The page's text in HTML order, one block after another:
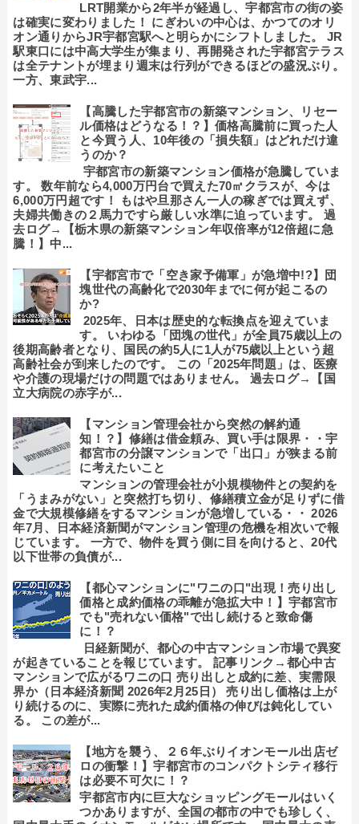
LRT開業から2年半が経過し、宇都宮市の街の姿
は確実に変わりました！ にぎわいの中心は、かつてのオリ
オン通りからJR宇都宮駅へと明らかにシフトしました。 JR
駅東口には中高大学生が集まり、再開発された宇都宮テラス
は全テナントが埋まり週末は行列ができるほどの盛況ぶり。
一方、東武宇...
【高騰した宇都宮市の新築マンション、リセー
ル価格はどうなる！？】価格高騰前に買った人
と今買う人、10年後の「損失額」はどれだけ違
うのか？
宇都宮市の新築マンション価格が急騰していま
す。 数年前なら4,000万円台で買えた70㎡クラスが、今は
6,000万円超です！ もはや旦那さん一人の稼ぎでは買えず、
夫婦共働きの２馬力ですら厳しい水準に迫っています。 過
去ログ→【栃木県の新築マンション年収倍率が12倍超に急
騰！】中...
【宇都宮市で「空き家予備軍」が急増中!?】団
塊世代の高齢化で2030年までに何が起こるの
か?
2025年、日本は歴史的な転換点を迎えていま
す。 いわゆる「団塊の世代」が全員75歳以上の
後期高齢者となり、国民の約5人に1人が75歳以上という超
高齢社会が到来したのです。 この「2025年問題」は、医療
や介護の現場だけの問題ではありません。 過去ログ→【国
立大病院の赤字が...
【マンション管理会社から突然の解約通
知！？】修繕は借金頼み、買い手は限界・・宇
都宮市の分譲マンションで「出口」が狭まる前
に考えたいこと
マンションの管理会社が小規模物件との契約を
「うまみがない」と突然打ち切り、修繕積立金が足りずに借
金で大規模修繕をするマンションが急増している・・ 2026
年7月、日本経済新聞がマンション管理の危機を相次いで報
じています。 一方で、物件を買う側に目を向けると、20代
以下世帯の負債が...
【都心マンションに"ワニの口"出現！売り出し
価格と成約価格の乖離が急拡大中！】宇都宮市
でも"売れない価格"で出し続けると致命傷
に！？
日経新聞が、都心の中古マンション市場で異変
が起きていることを報じています。 記事リンク→都心中古
マンションで広がるワニの口 売り出しと成約に差、実需限
界か（日本経済新聞 2026年2月25日） 売り出し価格は上が
り続けるのに、実際に売れた成約価格の伸びは鈍化してい
る。 この差が...
【地方を襲う、２６年ぶりイオンモール出店ゼ
ロの衝撃！】宇都宮市のコンパクトシティ移行
は必要不可欠に！？
宇都宮市内に巨大なショッピングモールはいく
つかありますが、全国の都市の中でも珍しく、